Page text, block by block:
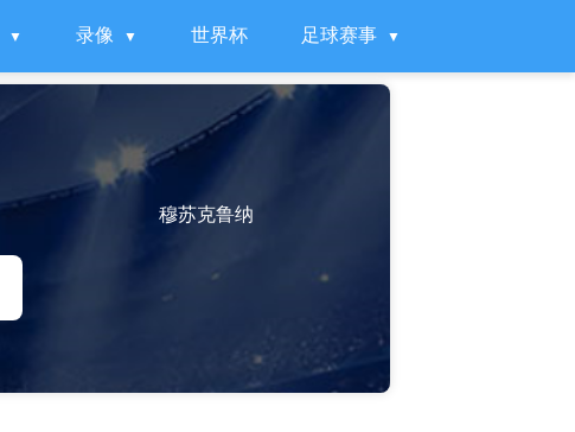
录像 世界杯 足球赛事
穆苏克鲁纳